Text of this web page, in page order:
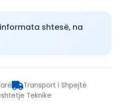
shtesë, na
Transport i Shpejtë
Teknike